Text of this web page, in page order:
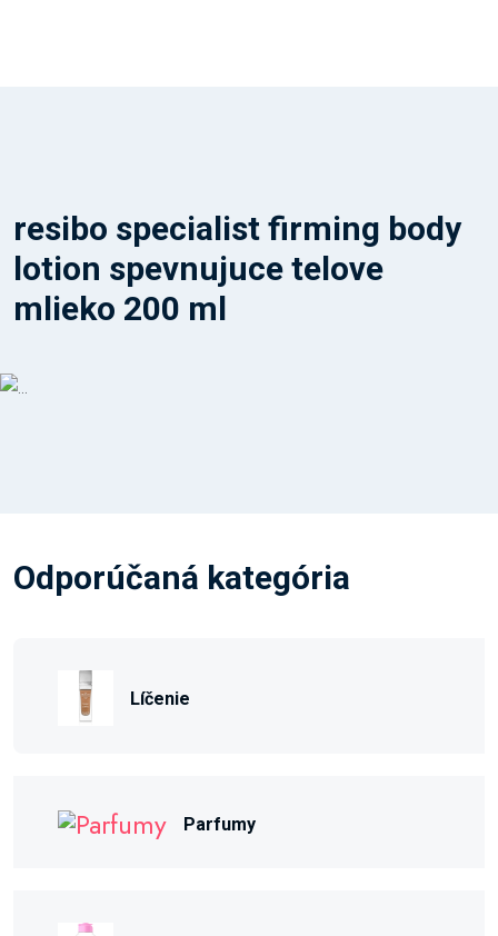
resibo specialist firming body
lotion spevnujuce telove
mlieko 200 ml
Odporúčaná kategória
Líčenie
Parfumy